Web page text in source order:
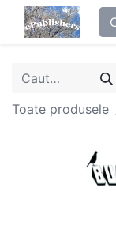
Toate produsele